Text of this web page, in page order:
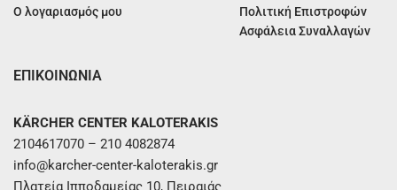
Ο λογαριασμός μου
Πολιτική Επιστροφών
Ασφάλεια Συναλλαγών
ΕΠΙΚΟΙΝΩΝΙΑ
KÄRCHER CENTER KALOTERAKIS
2104617070 – 210 4082874
info@karcher-center-kaloterakis.gr
Πλατεία Ιπποδαμείας 10, Πειραιάς